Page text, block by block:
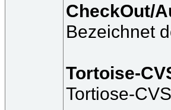
CheckOut/
Bezeichnet
Tortoise-
Tortiose-